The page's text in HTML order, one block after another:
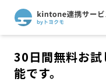
30日間無料お
能です。